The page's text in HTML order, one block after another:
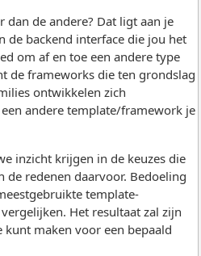
dan de andere? Dat ligt aan je
de backend interface die jou het
om af en toe een andere type
de frameworks die ten grondslag
ontwikkelen zich
andere template/framework je
inzicht krijgen in de keuzes die
de redenen daarvoor. Bedoeling
template-
Het resultaat zal zijn
kunt maken voor een bepaald